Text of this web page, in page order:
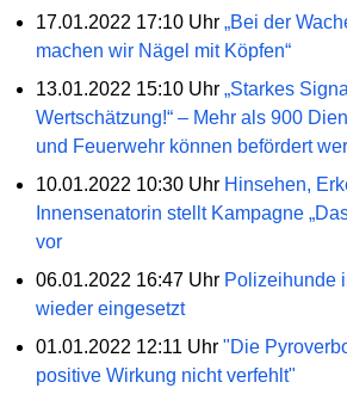
17.01.2022 17:10 Uhr „Bei der
machen wir Nägel mit Köpfen“
13.01.2022 15:10 Uhr „Starkes
Wertschätzung!“ – Mehr als 900
und Feuerwehr können befördert
10.01.2022 10:30 Uhr Hinsehen,
Innensenatorin stellt Kampagne
vor
06.01.2022 16:47 Uhr Polizeihunde
wieder eingesetzt
01.01.2022 12:11 Uhr "Die
positive Wirkung nicht verfehlt"